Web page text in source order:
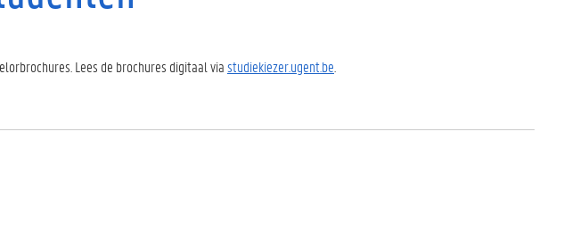
Lees de brochures digitaal viastudiekiezer.ugent.be